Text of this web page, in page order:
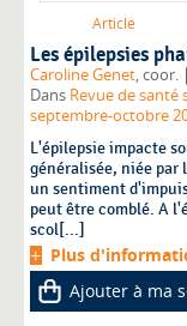
Article
Les épilepsies
Caroline Genet, coor. |
Dans Revue de santé
septembre-octobre
L'épilepsie impacte
généralisée, niée par
un sentiment
peut être comblé. A
scol[...]
Plus
Ajouter à ma